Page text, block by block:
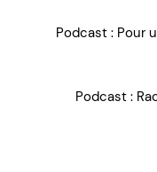
Podcast : Pour
Podcast :